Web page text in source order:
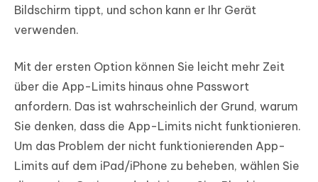
Bildschirm tippt, und schon kann er Ihr Gerät
verwenden.
Mit der ersten Option können Sie leicht mehr Zeit
über die App-Limits hinaus ohne Passwort
anfordern. Das ist wahrscheinlich der Grund, warum
Sie denken, dass die App-Limits nicht funktionieren.
Um das Problem der nicht funktionierenden App-
Limits auf dem iPad/iPhone zu beheben, wählen Sie